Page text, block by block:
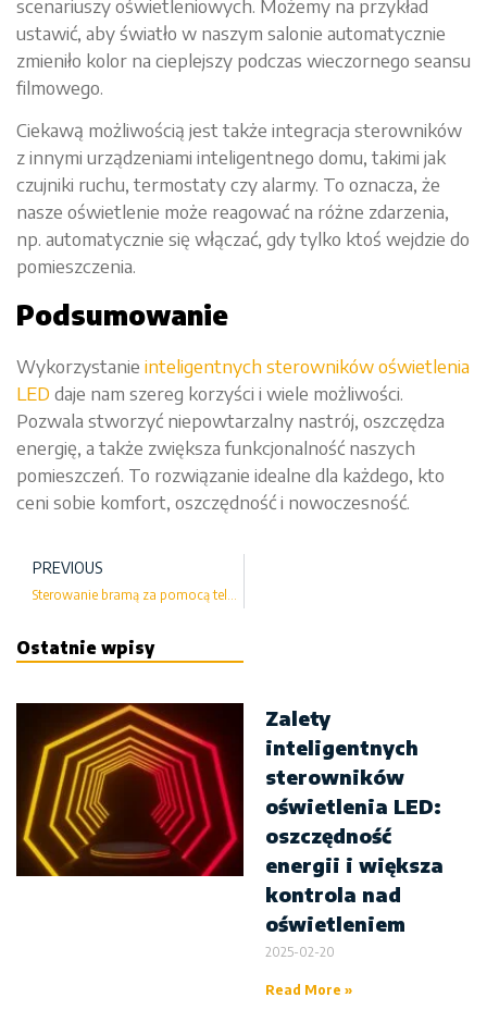
scenariuszy oświetleniowych. Możemy na przykład
ustawić, aby światło w naszym salonie automatycznie
zmieniło kolor na cieplejszy podczas wieczornego seansu
filmowego.
Ciekawą możliwością jest także integracja sterowników
z innymi urządzeniami inteligentnego domu, takimi jak
czujniki ruchu, termostaty czy alarmy. To oznacza, że
nasze oświetlenie może reagować na różne zdarzenia,
np. automatycznie się włączać, gdy tylko ktoś wejdzie do
pomieszczenia.
Podsumowanie
Wykorzystanie inteligentnych sterowników oświetlenia
LED daje nam szereg korzyści i wiele możliwości.
Pozwala stworzyć niepowtarzalny nastrój, oszczędza
energię, a także zwiększa funkcjonalność naszych
pomieszczeń. To rozwiązanie idealne dla każdego, kto
ceni sobie komfort, oszczędność i nowoczesność.
PREVIOUS
Ostatnie wpisy
Zalety
inteligentnych
sterowników
oświetlenia LED:
oszczędność
energii i większa
kontrola nad
oświetleniem
2025-02-20
Read More »